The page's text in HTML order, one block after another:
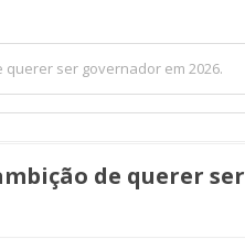
querer ser governador em 2026.
de querer ser